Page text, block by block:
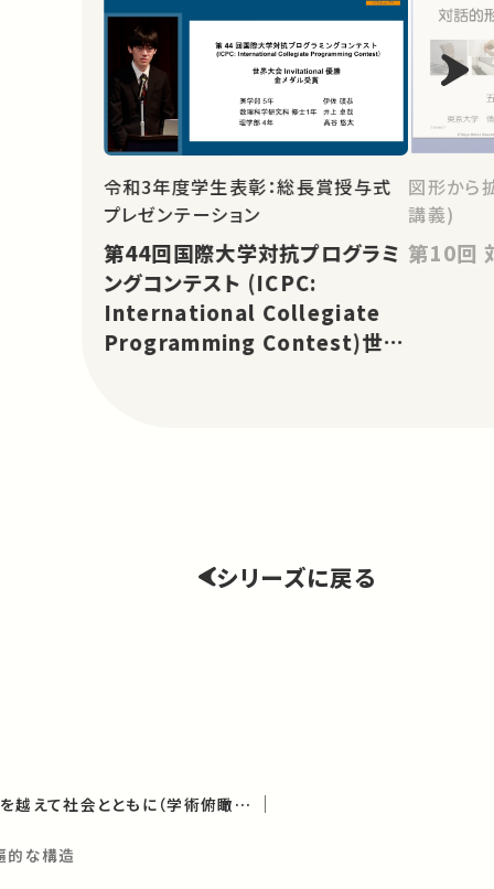
令和3年度学生表彰：総長賞授与式
プレゼンテーション
第44回国際大学対抗プログラミ
ングコンテスト (ICPC:
International Collegiate
Programming Contest)世界
図形から
講義)
シリーズに戻る
国境なき数学－ことばを越えて社会とともに（学術俯瞰講義）
的な構造